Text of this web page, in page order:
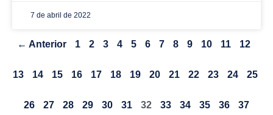
7 de abril de 2022
← Anterior 1 2 3 4 5 6 7 8 9 10 11 12
13 14 15 16 17 18 19 20 21 22 23 24 25
26 27 28 29 30 31 32 33 34 35 36 37